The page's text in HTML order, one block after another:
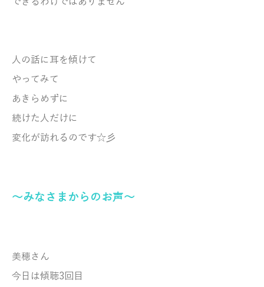
人の話に耳を傾けて
やってみて
あきらめずに
続けた人だけに
変化が訪れるのです☆彡
～みなさまからのお声～
美穂さん
今日は傾聴3回目